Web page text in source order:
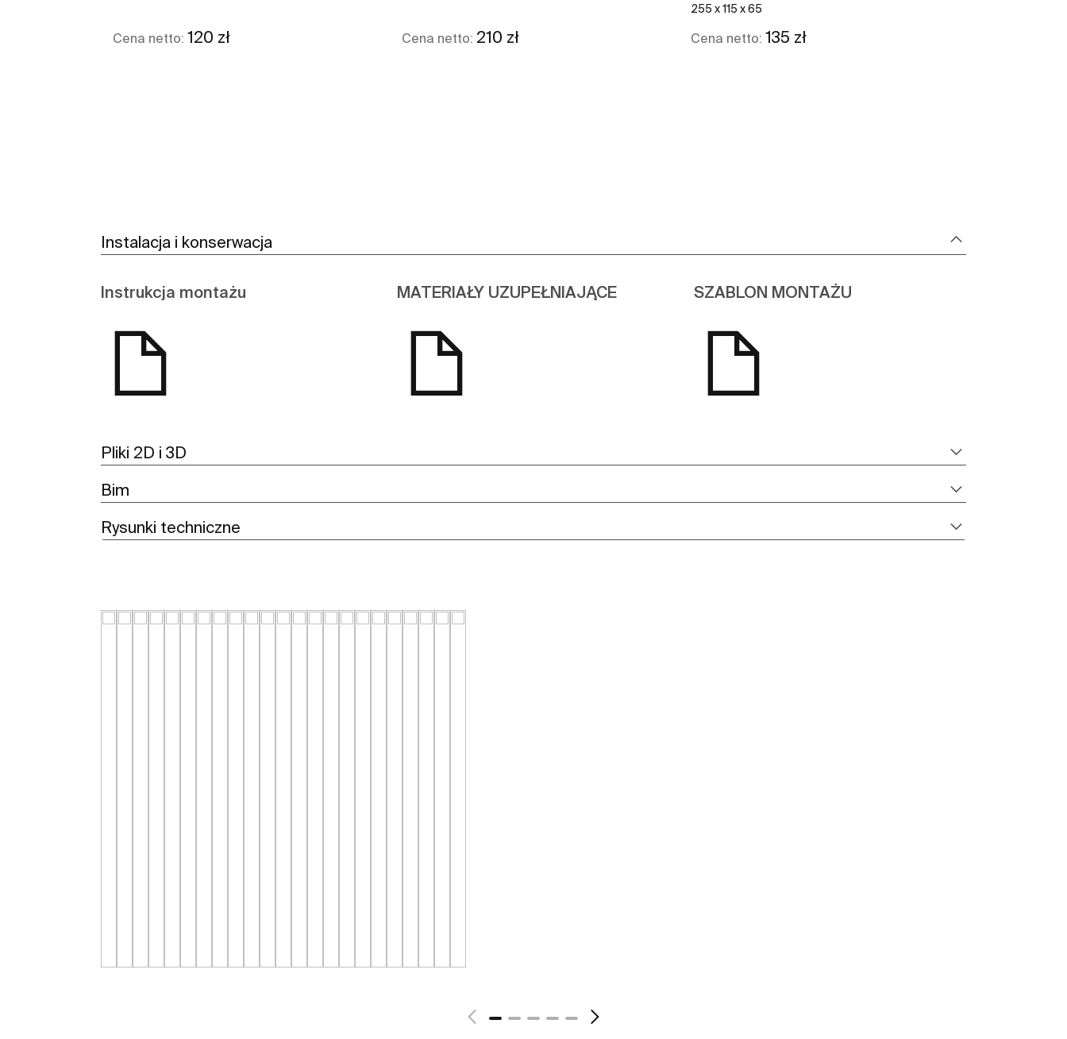
Cena netto: 120 zł Cena netto: 210 zł
255 x 115 x 65
Cena netto: 135 zł
Instalacja i konserwacja
Instrukcja montażu MATERIAŁY UZUPEŁNIAJĄCE SZABLON MONTAŻU
Pliki 2D i 3D
Bim
Rysunki techniczne